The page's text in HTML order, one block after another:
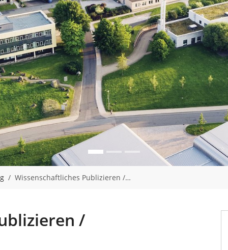
Wissenschaftliches Publizieren /…
/